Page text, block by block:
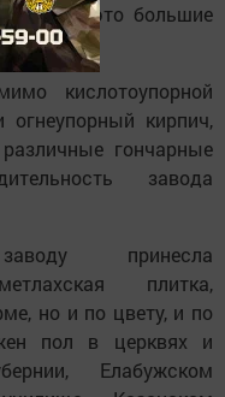
на это большие
кислотоупорной
кирпич,
гончарные
завода
принесла
плитка,
но и по цвету, и по
пол в церквях и
Елабужском